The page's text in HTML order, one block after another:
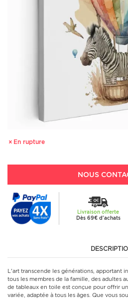
En rupture
NOUS
Livraison offerte
Dès 69€ d'achats
L'art transcende les générations, apportant
tous les membres de la famille, des adultes
de tableaux en toile est conçue pour offrir
variée, adaptée à tous les âges. Que vous